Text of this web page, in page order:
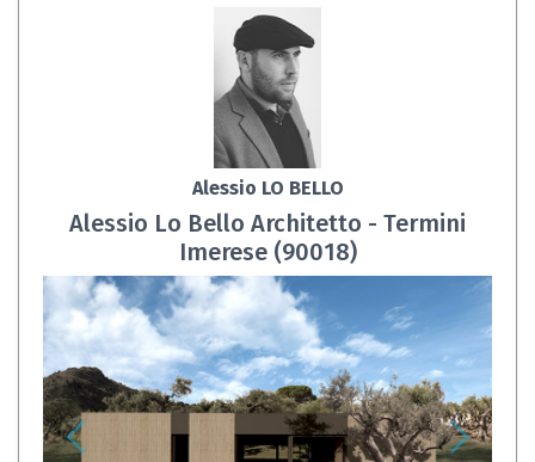
Alessio LO BELLO
Alessio Lo Bello Architetto - Termini
Imerese (90018)